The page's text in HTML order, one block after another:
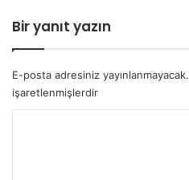
Bir yanıt yazın
E-posta adresiniz yayınlanmayacak.
işaretlenmişlerdir